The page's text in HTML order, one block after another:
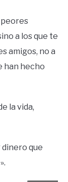
peores
a los que te
amigos, no a
han hecho
la vida,
dinero que